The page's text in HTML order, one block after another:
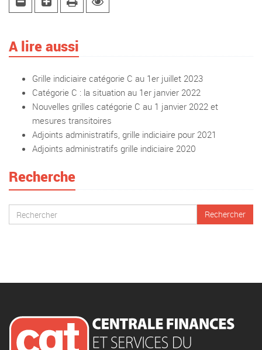
A lire aussi
Grille indiciaire catégorie C au 1er juillet 2023
Catégorie C : la situation au 1er janvier 2022
Nouvelles grilles catégorie C au 1 janvier 2022 et
mesures transitoires
Adjoints administratifs, grille indiciaire pour 2021
Adjoints administratifs grille indiciaire 2020
Recherche